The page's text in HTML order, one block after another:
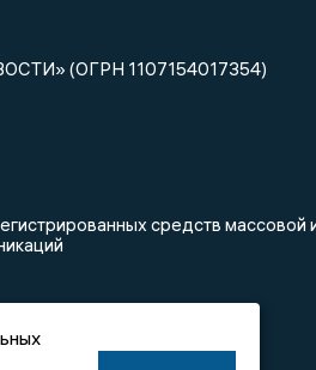
(ОГРН 1107154017354)
средств